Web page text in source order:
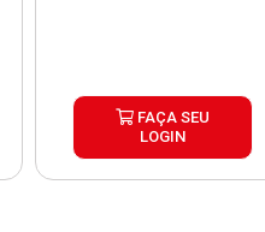
FAÇA SEU
LOGIN